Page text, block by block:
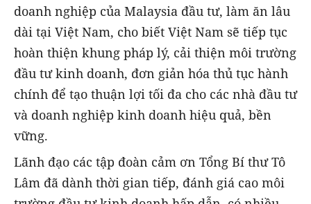
doanh nghiệp của Malaysia đầu tư, làm ăn lâu
dài tại Việt Nam, cho biết Việt Nam sẽ tiếp tục
hoàn thiện khung pháp lý, cải thiện môi trường
đầu tư kinh doanh, đơn giản hóa thủ tục hành
chính để tạo thuận lợi tối đa cho các nhà đầu tư
và doanh nghiệp kinh doanh hiệu quả, bền
vững.
Lãnh đạo các tập đoàn cảm ơn Tổng Bí thư Tô
Lâm đã dành thời gian tiếp, đánh giá cao môi